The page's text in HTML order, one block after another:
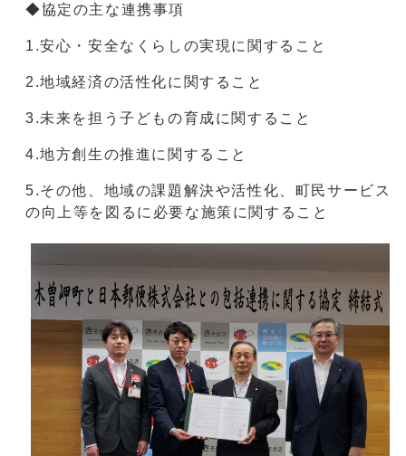
◆協定の主な連携事項
1.安心・安全なくらしの実現に関すること
2.地域経済の活性化に関すること
3.未来を担う子どもの育成に関すること
4.地方創生の推進に関すること
5.その他、地域の課題解決や活性化、町民サービス
の向上等を図るに必要な施策に関すること